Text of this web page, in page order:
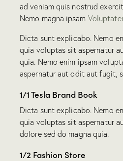
ad veniam quis nostrud
Nemo magna ipsam
Dicta sunt explicabo. Nemo
quia voluptas sit aspernatur
quia. Nemo enim ipsam
aspernatur aut odit aut fugit,
1/1 Tesla Brand Book
Dicta sunt explicabo. Nemo
quia voluptas sit aspernatur
dolore sed do magna quia.
1/2 Fashion Store